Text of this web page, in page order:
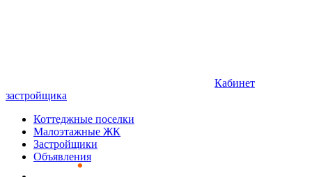
Кабинет
застройщика
Коттеджные поселки
Малоэтажные ЖК
Застройщики
Объявления